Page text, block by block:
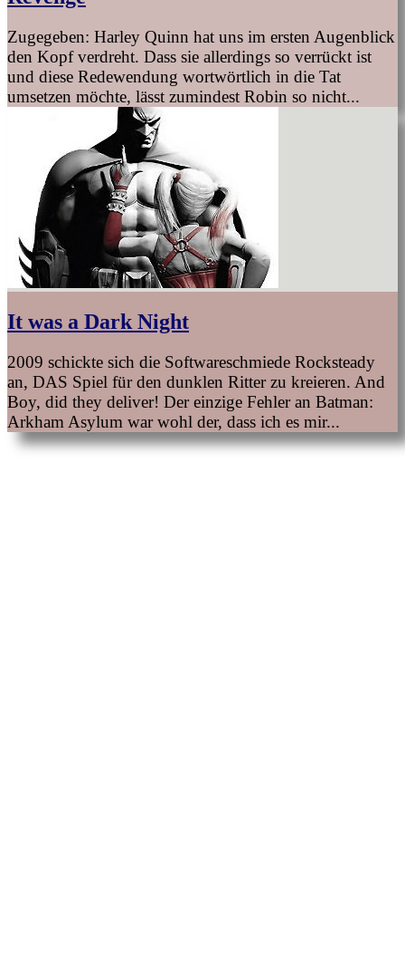
Zugegeben: Harley Quinn hat uns im ersten Augenblick
den Kopf verdreht. Dass sie allerdings so verrückt ist
und diese Redewendung wortwörtlich in die Tat
umsetzen möchte, lässt zumindest Robin so nicht...
It was a Dark Night
2009 schickte sich die Softwareschmiede Rocksteady
an, DAS Spiel für den dunklen Ritter zu kreieren. And
Boy, did they deliver! Der einzige Fehler an Batman:
Arkham Asylum war wohl der, dass ich es mir...